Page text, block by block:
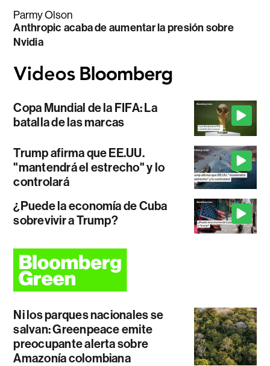
Parmy Olson
Anthropic acaba de aumentar la presión sobre
Nvidia
Copa Mundial de la FIFA: La
batalla de las marcas
Trump afirma que EE.UU.
"mantendrá el estrecho" y lo
controlará
¿Puede la economía de Cuba
sobrevivir a Trump?
Ni los parques nacionales se
salvan: Greenpeace emite
preocupante alerta sobre
Amazonía colombiana